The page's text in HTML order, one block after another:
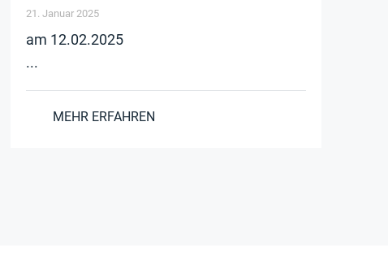
21. Januar 2025
am 12.02.2025
...
MEHR ERFAHREN